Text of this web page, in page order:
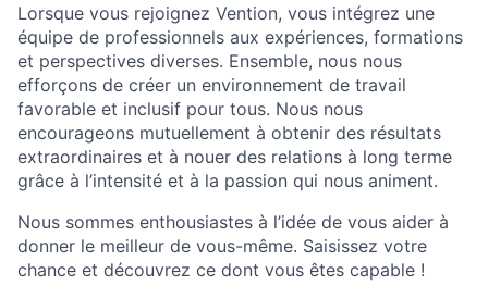
Lorsque vous rejoignez Vention, vous intégrez une
équipe de professionnels aux expériences, formations
et perspectives diverses. Ensemble, nous nous
efforçons de créer un environnement de travail
favorable et inclusif pour tous. Nous nous
encourageons mutuellement à obtenir des résultats
extraordinaires et à nouer des relations à long terme
grâce à l’intensité et à la passion qui nous animent.
Nous sommes enthousiastes à l’idée de vous aider à
donner le meilleur de vous-même. Saisissez votre
chance et découvrez ce dont vous êtes capable !​